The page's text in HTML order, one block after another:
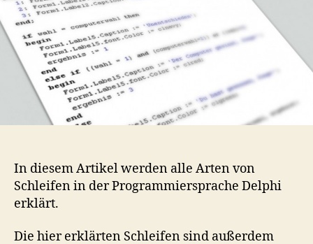
In diesem Artikel werden alle Arten von
Schleifen in der Programmiersprache Delphi
erklärt.
Die hier erklärten Schleifen sind außerdem